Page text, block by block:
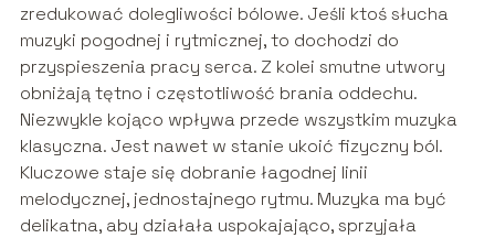
zredukować dolegliwości bólowe. Jeśli ktoś słucha
muzyki pogodnej i rytmicznej, to dochodzi do
przyspieszenia pracy serca. Z kolei smutne utwory
obniżają tętno i częstotliwość brania oddechu.
Niezwykle kojąco wpływa przede wszystkim muzyka
klasyczna. Jest nawet w stanie ukoić fizyczny ból.
Kluczowe staje się dobranie łagodnej linii
melodycznej, jednostajnego rytmu. Muzyka ma być
delikatna, aby działała uspokajająco, sprzyjała